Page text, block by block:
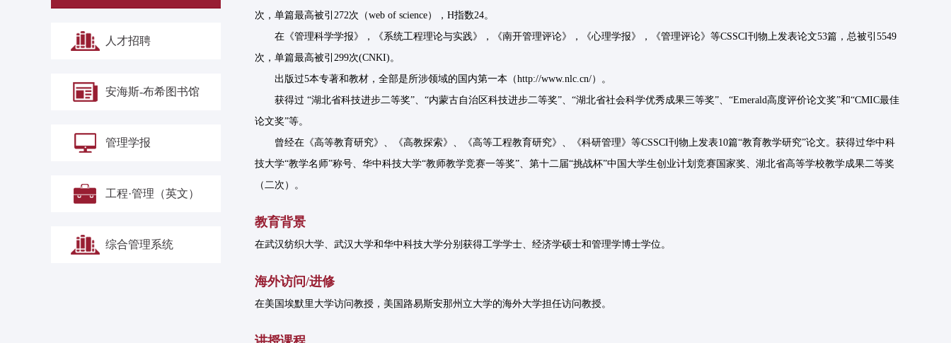
人才招聘
安海斯-布希图书馆
管理学报
工程·管理（英文）
综合管理系统
次，单篇最高被引272次（web of science），H指数24。
在《管理科学学报》，《系统工程理论与实践》，《南开管理评论》，《心理学报》，《管理评论》等CSSCI刊物上发表论文53篇，总被引5549
次，单篇最高被引299次(CNKI)。
出版过5本专著和教材，全部是所涉领域的国内第一本（http://www.nlc.cn/）。
获得过 “湖北省科技进步二等奖”、“内蒙古自治区科技进步二等奖”、“湖北省社会科学优秀成果三等奖”、“Emerald高度评价论文奖”和“CMIC最佳
论文奖”等。
曾经在《高等教育研究》、《高教探索》、《高等工程教育研究》、《科研管理》等CSSCI刊物上发表10篇“教育教学研究”论文。获得过华中科
技大学“教学名师”称号、华中科技大学“教师教学竞赛一等奖”、第十二届“挑战杯”中国大学生创业计划竞赛国家奖、湖北省高等学校教学成果二等奖
（二次）。
教育背景
在武汉纺织大学、武汉大学和华中科技大学分别获得工学学士、经济学硕士和管理学博士学位。
海外访问/进修
在美国埃默里大学访问教授，美国路易斯安那州立大学的海外大学担任访问教授。